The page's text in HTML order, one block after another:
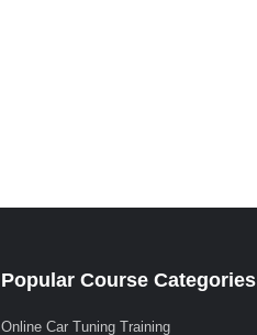
Popular Course Categories
Online Car Tuning Training